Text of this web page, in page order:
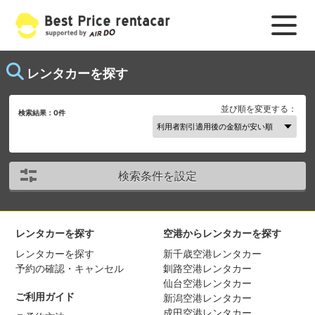
レンタカーを探す
検索結果：0件 並び順を変更する：
検索条件を設定
レンタカーを探す
レンタカーを探す
予約の確認・キャンセル
ご利用ガイド
空港からレンタカーを探す
新千歳空港レンタカー
釧路空港レンタカー
仙台空港レンタカー
新潟空港レンタカー
成田空港レンタカー